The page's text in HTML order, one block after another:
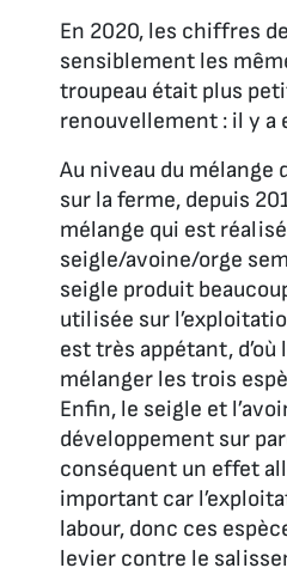
En 2020, les chiffres
sensiblement les
troupeau était plus
renouvellement : il y a
Au niveau du mélange
sur la ferme, depuis
mélange qui est
seigle/avoine/orge
seigle produit
utilisée sur
est très appétant, d’où
mélanger les trois
Enfin, le seigle et
développement sur
conséquent un effet
important car
labour, donc ces
levier contre le